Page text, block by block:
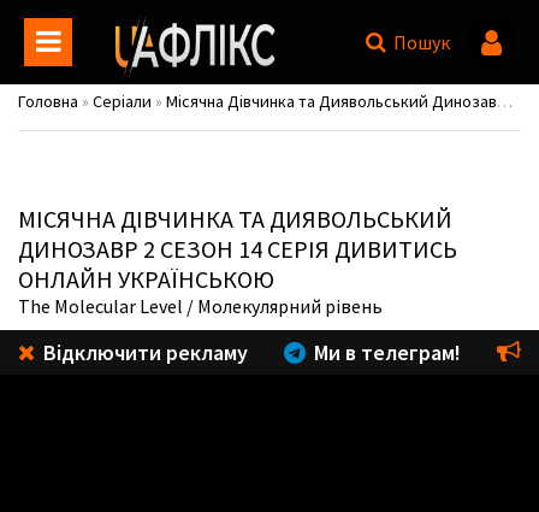
Пошук
Головна » Серіали » Місячна Дівчинка та Диявольський Динозавр / Marvel's Moon Girl and Devil Dinosaur
МІСЯЧНА ДІВЧИНКА ТА ДИЯВОЛЬСЬКИЙ
ДИНОЗАВР 2 СЕЗОН 14 СЕРІЯ ДИВИТИСЬ
ОНЛАЙН УКРАЇНСЬКОЮ
The Molecular Level / Молекулярний рівень
Відключити рекламу Ми в телеграм!